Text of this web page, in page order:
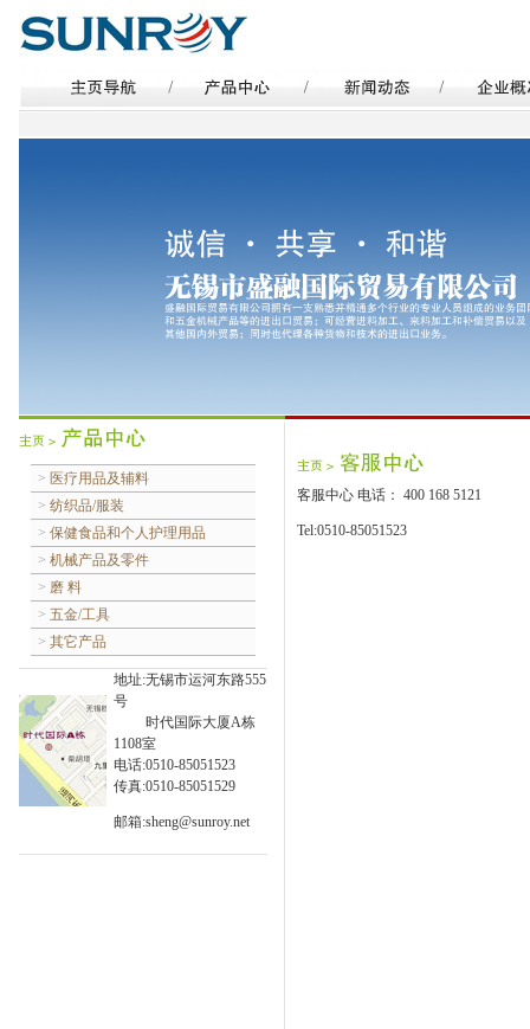
> 医疗用品及辅料
> 纺织品/服装
> 保健食品和个人护理用品
> 机械产品及零件
> 磨 料
> 五金/工具
> 其它产品
地址:无锡市运河东路555
号
时代国际大厦A栋
1108室
电话:0510-85051523
传真:0510-85051529
邮箱:sheng@sunroy.net
客服中心 电话： 400 168 5121
Tel:0510-85051523